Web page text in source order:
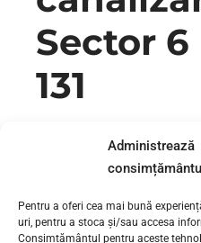
Administrează
consimțământul
Pentru a oferi cea mai bună
uri, pentru a stoca și/sau accesa
Consimțământul pentru aceste
Sector 6
131
Desfundare tevi si coloane
industriale Sector 6
instalatiile de canalizare;
canalizare baie, desfundare